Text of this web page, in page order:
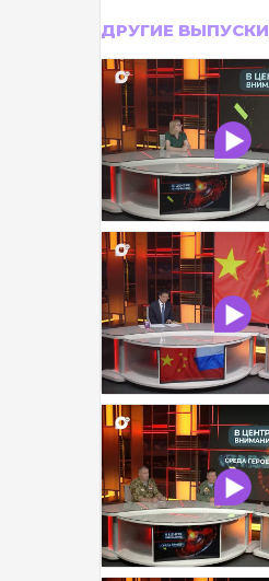
ДРУГИЕ ВЫПУСКИ